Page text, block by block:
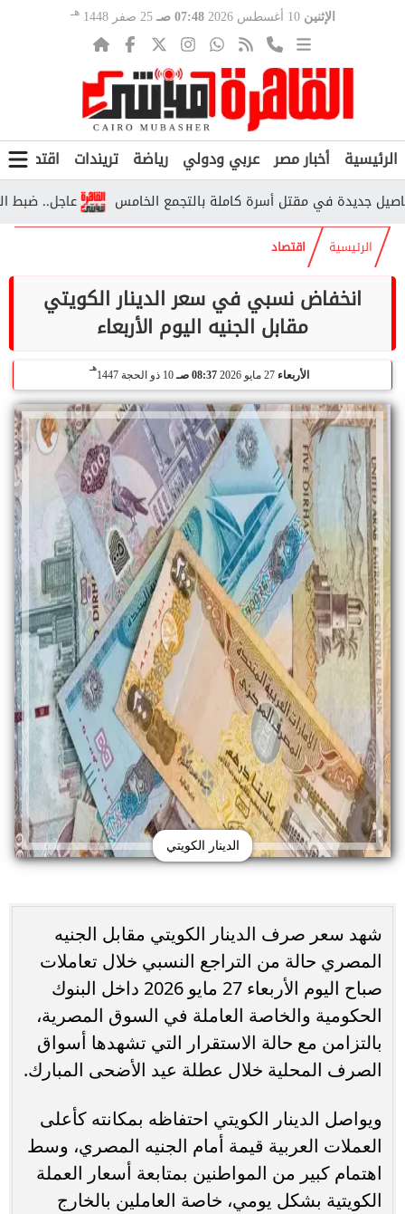
الإثنين 10 أغسطس 2026 07:48 صـ 25 صفر 1448 هـ
الرئيسية أخبار مصر عربي ودولي رياضة تريندات اقتصاد
عاجل.. ضبط في مقتل أسرة كاملة بالتجمع الخامس
الرئيسية اقتصاد
انخفاض نسبي في سعر الدينار الكويتي
مقابل الجنيه اليوم الأربعاء
الأربعاء 27 مايو 2026 08:37 صـ 10 ذو الحجة 1447
هـ
الدينار الكويتي
شهد سعر صرف الدينار الكويتي مقابل الجنيه
المصري حالة من التراجع النسبي خلال تعاملات
صباح اليوم الأربعاء 27 مايو 2026 داخل البنوك
الحكومية والخاصة العاملة في السوق المصرية،
بالتزامن مع حالة الاستقرار التي تشهدها أسواق
الصرف المحلية خلال عطلة عيد الأضحى المبارك.
ويواصل الدينار الكويتي احتفاظه بمكانته كأعلى
العملات العربية قيمة أمام الجنيه المصري، وسط
اهتمام كبير من المواطنين بمتابعة أسعار العملة
الكويتية بشكل يومي، خاصة العاملين بالخارج